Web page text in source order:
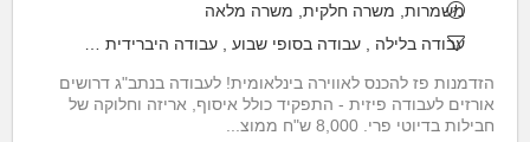
משמרות, משרה חלקית, משרה מלאה
עבודה בלילה
עבודה בסופי שבוע עבודה היברידית
הזדמנות פז להכנס לאווירה בינלאומית! לעבודה בנתב"ג דרושים
אורזים לעבודה פיזית - התפקיד כולל איסוף, אריזה וחלוקה של
חבילות בדיוטי פרי. 8,000 ש"ח ממוצ...